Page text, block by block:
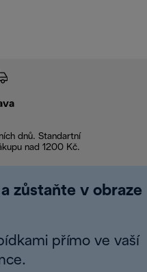
dnů. Standartní
nad 1200 Kč.
zůstaňte v obraze
přímo ve vaší